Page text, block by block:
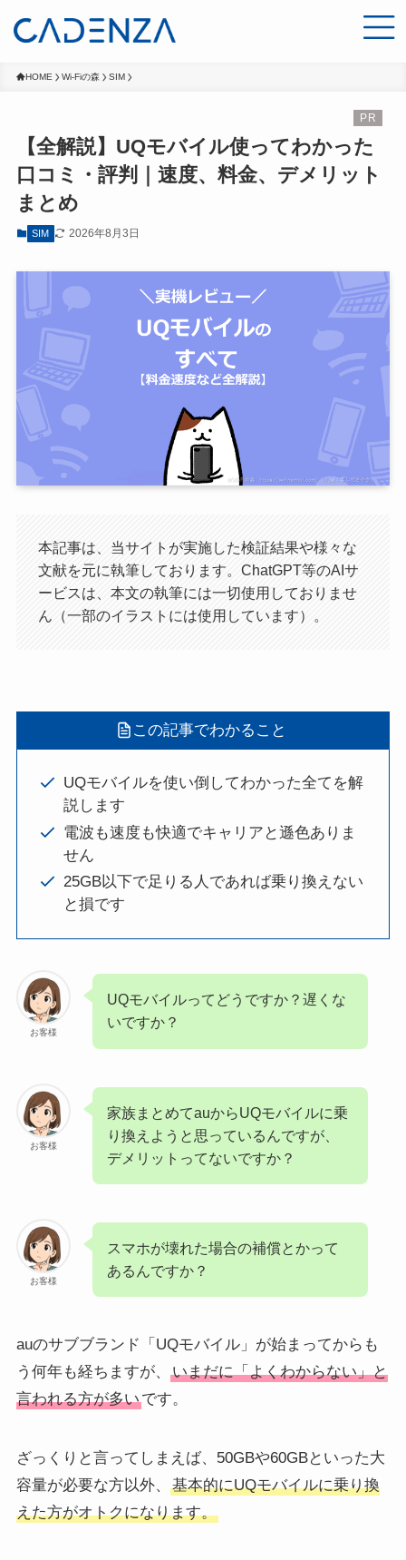
HOME Wi-Fiの森 SIM
【全解説】UQモバイル使ってわかった
口コミ・評判｜速度、料金、デメリット
まとめ
SIM 2026年8月3日
本記事は、当サイトが実施した検証結果や様々な
文献を元に執筆しております。ChatGPT等のAIサ
ービスは、本文の執筆には一切使用しておりませ
ん（一部のイラストには使用しています）。
この記事でわかること
UQモバイルを使い倒してわかった全てを解
説します
電波も速度も快適でキャリアと遜色ありま
せん
25GB以下で足りる人であれば乗り換えない
と損です
お客様
UQモバイルってどうですか？遅くな
いですか？
お客様
家族まとめてauからUQモバイルに乗
り換えようと思っているんですが、
デメリットってないですか？
お客様
スマホが壊れた場合の補償とかって
あるんですか？
auのサブブランド「UQモバイル」が始まってからも
う何年も経ちますが、
いまだに「よくわからない」と
言われる方が多いです。
ざっくりと言ってしまえば、50GBや60GBといった大
容量が必要な方以外、
基本的にUQモバイルに乗り換
えた方がオトクになります。